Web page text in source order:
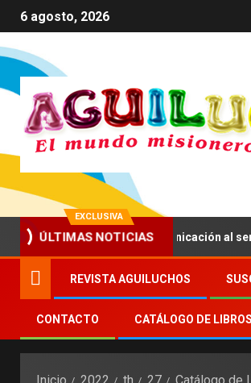
6 agosto, 2026
EXCLUSIVA
ÚLTIMAS NOTICIAS
a impulsar una comunicación al servicio
REVISTA AGUILUCHOS
CONTACTO CATÁLOGO DE